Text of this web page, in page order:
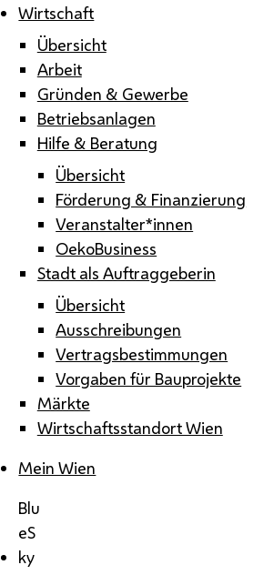
Wirtschaft
Übersicht
Arbeit
Gründen & Gewerbe
Betriebsanlagen
Hilfe & Beratung
Übersicht
Förderung & Finanzierung
Veranstalter*innen
OekoBusiness
Stadt als Auftraggeberin
Übersicht
Ausschreibungen
Vertragsbestimmungen
Vorgaben für Bauprojekte
Märkte
Wirtschaftsstandort Wien
Mein Wien
Blu
eS
ky